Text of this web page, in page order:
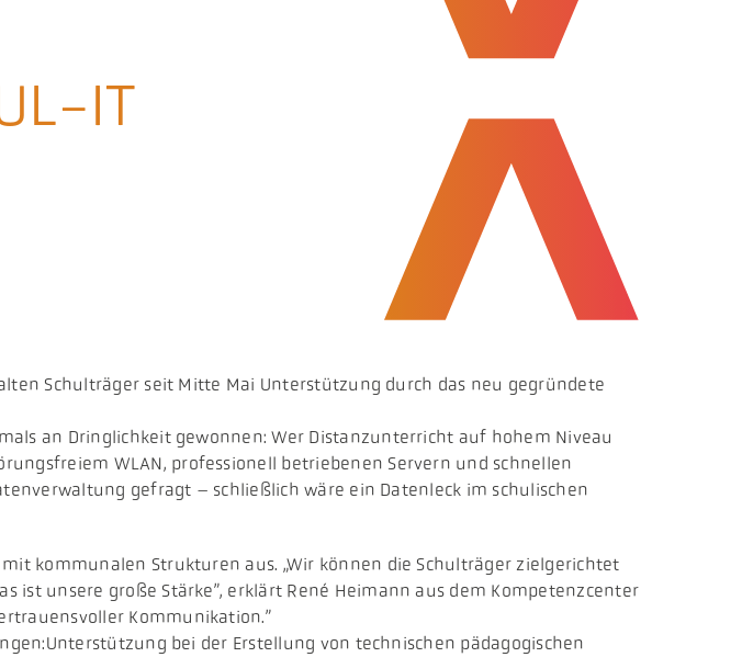
IT
Schulträger seit Mitte Mai Unterstützung durch das neu gegründete
an Dringlichkeit gewonnen: Wer Distanzunterricht auf hohem Niveau
WLAN, professionell betriebenen Servern und schnellen
gefragt – schließlich wäre ein Datenleck im schulischen
kommunalen Strukturen aus. „Wir können die Schulträger zielgerichtet
unsere große Stärke”, erklärt René Heimann aus dem Kompetenzcenter
Kommunikation.”
bei der Erstellung von technischen pädagogischen